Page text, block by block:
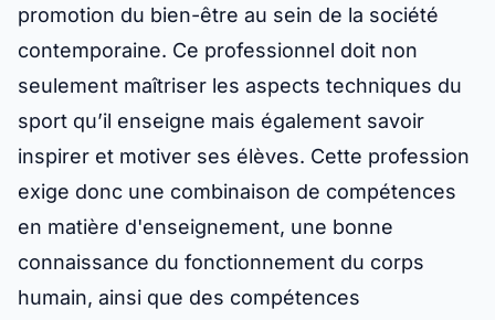
promotion du bien-être au sein de la société
contemporaine. Ce professionnel doit non
seulement maîtriser les aspects techniques du
sport qu’il enseigne mais également savoir
inspirer et motiver ses élèves. Cette profession
exige donc une combinaison de compétences
en matière d'enseignement, une bonne
connaissance du fonctionnement du corps
humain, ainsi que des compétences